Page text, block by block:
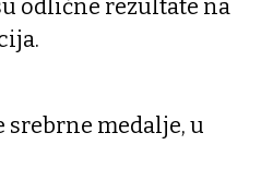
odlične rezultate na
medalje, u